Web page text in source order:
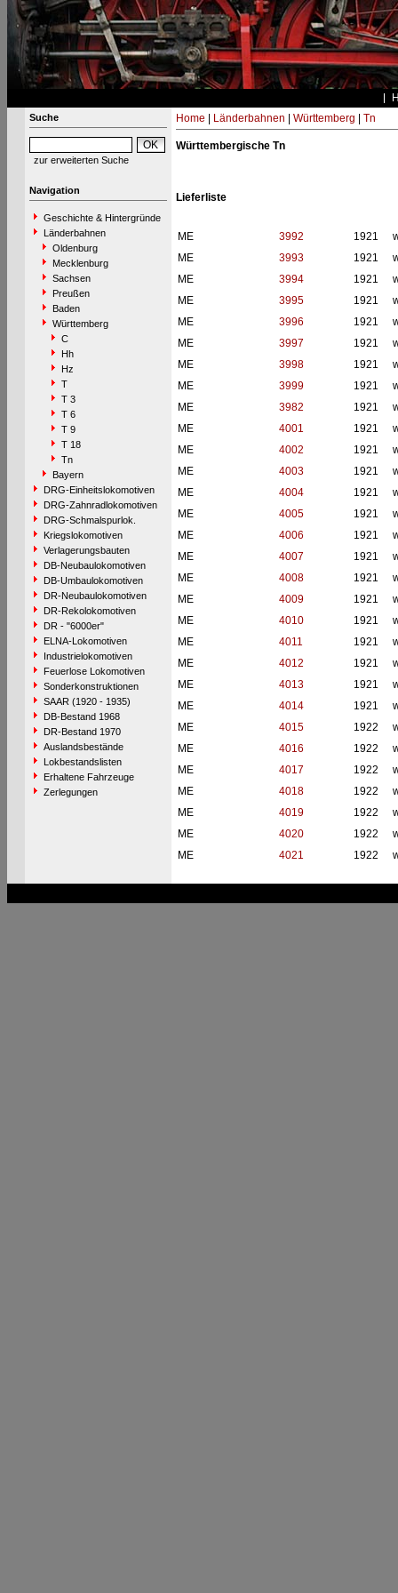
Suche
zur erweiterten Suche
Navigation
Geschichte & Hintergründe
Länderbahnen
Oldenburg
Mecklenburg
Sachsen
Preußen
Baden
Württemberg
C
Hh
Hz
T
T 3
T 6
T 9
T 18
Tn
Bayern
DRG-Einheitslokomotiven
DRG-Zahnradlokomotiven
DRG-Schmalspurlok.
Kriegslokomotiven
Verlagerungsbauten
DB-Neubaulokomotiven
DB-Umbaulokomotiven
DR-Neubaulokomotiven
DR-Rekolokomotiven
DR - "6000er"
ELNA-Lokomotiven
Industrielokomotiven
Feuerlose Lokomotiven
Sonderkonstruktionen
SAAR (1920 - 1935)
DB-Bestand 1968
DR-Bestand 1970
Auslandsbestände
Lokbestandslisten
Erhaltene Fahrzeuge
Zerlegungen
Home Länderbahnen Württemberg Tn
Württembergische Tn
Lieferliste
ME 3992 1921
ME
3993 1921
ME
3994 1921
ME
3995 1921
ME
3996 1921
ME
3997 1921
ME
3998 1921
ME
3999 1921
ME
3982 1921
ME
4001 1921
ME
4002 1921
ME
4003 1921
ME
4004 1921
ME
4005 1921
ME
4006 1921
ME
4007 1921
ME
4008 1921
ME
4009 1921
ME
4010 1921
ME
4011 1921
ME
4012 1921
ME
4013 1921
ME
4014 1921
ME
4015 1922
ME
4016 1922
ME
4017 1922
ME
4018 1922
ME
4019 1922
ME
4020 1922
ME
4021 1922